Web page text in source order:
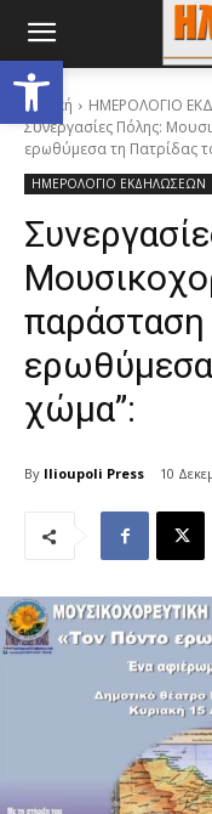
Ανοίξτε τη γραμμή εργαλείων
Αρχική ΗΜΕΡΟΛΟΓΙΟ
Συνεργασίες Πόλης:
ερωθύμεσα τη Πατρίδας
ΗΜΕΡΟΛΟΓΙΟ ΕΚΔΗΛΩΣΕΩΝ
χώμα”:
By Ilioupoli Press 10